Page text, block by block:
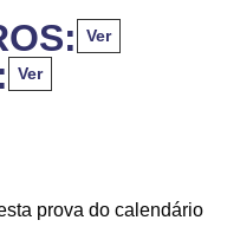
Ver
Ver
prova do calendário